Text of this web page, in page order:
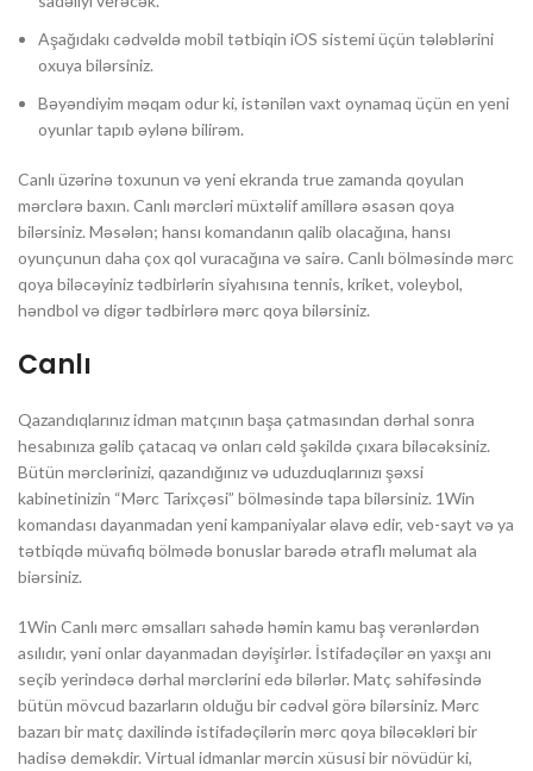
Aşağıdakı cədvəldə mobil tətbiqin iOS sistemi üçün tələblərini
oxuya bilərsiniz.
Bəyəndiyim məqam odur ki, istənilən vaxt oynamaq üçün en yeni
oyunlar tapıb əylənə bilirəm.
Canlı üzərinə toxunun və yeni ekranda true zamanda qoyulan
mərclərə baxın. Canlı mərcləri müxtəlif amillərə əsasən qoya
bilərsiniz. Məsələn; hansı komandanın qalib olacağına, hansı
oyunçunun daha çox qol vuracağına və sairə. Canlı bölməsində mərc
qoya biləcəyiniz tədbirlərin siyahısına tennis, kriket, voleybol,
həndbol və digər tədbirlərə mərc qoya bilərsiniz.
Canlı
Qazandıqlarınız idman matçının başa çatmasından dərhal sonra
hesabınıza gəlib çatacaq və onları cəld şəkildə çıxara biləcəksiniz.
Bütün mərclərinizi, qazandığınız və uduzduqlarınızı şəxsi
kabinetinizin “Mərc Tarixçəsi” bölməsində tapa bilərsiniz. 1Win
komandası dayanmadan yeni kampaniyalar əlavə edir, veb-sayt və ya
tətbiqdə müvafiq bölmədə bonuslar barədə ətraflı məlumat ala
biərsiniz.
1Win Canlı mərc əmsalları sahədə həmin kamu baş verənlərdən
asılıdır, yəni onlar dayanmadan dəyişirlər. İstifadəçilər ən yaxşı anı
seçib yerindəcə dərhal mərclərini edə bilərlər. Matç səhifəsində
bütün mövcud bazarların olduğu bir cədvəl görə bilərsiniz. Mərc
bazarı bir matç daxilində istifadəçilərin mərc qoya biləcəkləri bir
hadisə deməkdir. Virtual idmanlar mərcin xüsusi bir növüdür ki,